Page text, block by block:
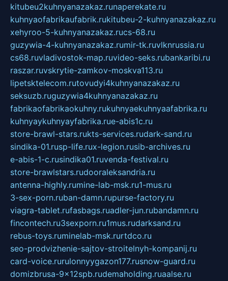
kitubeu2kuhnyanazakaz.runaperekate.ru
kuhnyaofabrikaufabrik.rukitubeu-2-kuhnyanazakaz.ru
xehyroo-5-kuhnyanazakaz.rucs-68.ru
guzywia-4-kuhnyanazakaz.rumir-tk.ruvlknrussia.ru
cs68.ruvladivostok-map.ruvideo-seks.rubankaribi.ru
raszar.ruvskrytie-zamkov-moskva113.ru
lipetsktelecom.rutovudyi4kuhnyanazakaz.ru
seksuzb.ruguzywia4kuhnyanazakaz.ru
fabrikaofabrikaokuhny.rukuhnyaekuhnyaafabrika.ru
kuhnyaykuhnyayfabrika.rue-abis1c.ru
store-brawl-stars.rukts-services.rudark-sand.ru
sindika-01.rusp-life.rux-legion.rusib-archives.ru
e-abis-1-c.rusindika01.ruvenda-festival.ru
store-brawlstars.rudooraleksandria.ru
antenna-highly.rumine-lab-msk.ru1-mus.ru
3-sex-porn.ruban-damn.rupurse-factory.ru
viagra-tablet.rufasbags.ruadler-jun.rubandamn.ru
fincontech.ru3sexporn.ru1mus.rudarksand.ru
rebus-toys.ruminelab-msk.rurtdco.ru
seo-prodvizhenie-sajtov-stroitelnyh-kompanij.ru
card-voice.rurulonnyygazon177.rusnow-guard.ru
domizbrusa-9x12spb.rudemaholding.ruaalse.ru